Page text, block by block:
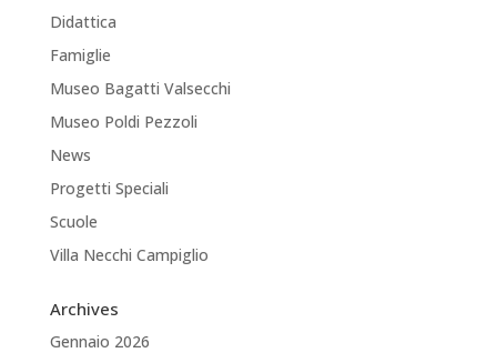
Didattica
Famiglie
Museo Bagatti Valsecchi
Museo Poldi Pezzoli
News
Progetti Speciali
Scuole
Villa Necchi Campiglio
Archives
Gennaio 2026